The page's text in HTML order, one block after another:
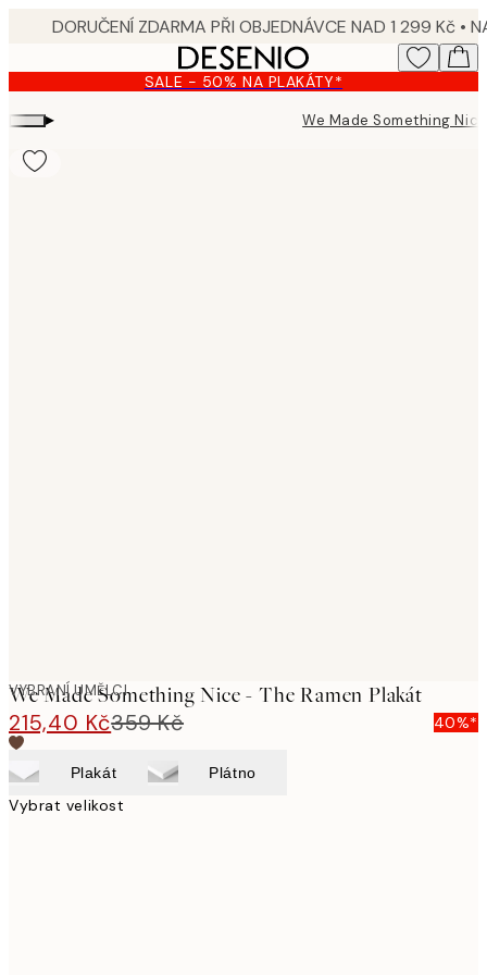
content.
SALE - 50% NA PLAKÁTY*
▸ We Made Something Nice
VYBRANÍ UMĚLCI
We Made Something Nice - The Ramen Plakát
215,40 Kč359 Kč 40%*
Plakát Plátno
Vybrat velikost